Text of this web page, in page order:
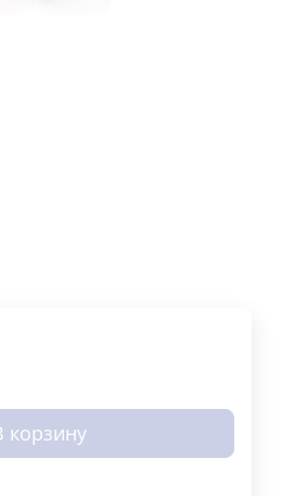
корзину